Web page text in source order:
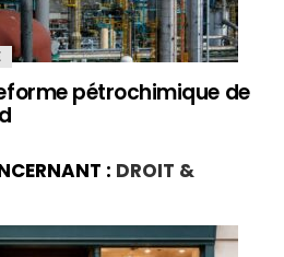
pétrochimique de
: DROIT &